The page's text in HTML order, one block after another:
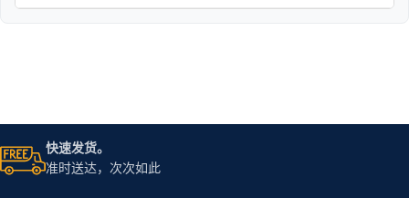
快速发货。
准时送达，次次如此